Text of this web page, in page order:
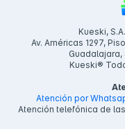
Kueski,
Av. Américas 1297,
Kueski®
Atención por
Atención telefónica de